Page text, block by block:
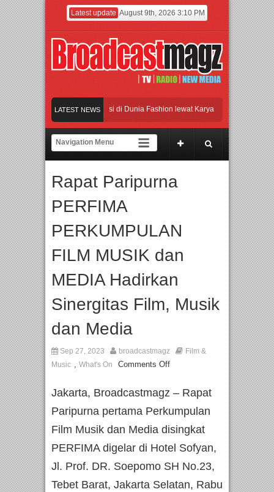
Latest update August 9th, 2026 3:10 PM
LATEST NEWS
26 Tahun Jaga Eksistensi di Dunia Fashion lewat Karya
dan Riset untuk Cetak Talenta Unggul
Rapat Paripurna
PERFIMA
PERKUMPULAN
FILM MUSIK dan
MEDIA Hadirkan
Sinergitas Film, Musik
dan Media
Sep 27, 2023 broadcastmagz
Film &
Music , What's On Comments Off
Jakarta, Broadcastmagz – Rapat
Paripurna pertama Perkumpulan
Film Musik dan Media disingkat
PERFIMA digelar di Hotel Sofyan,
Jl. Prof. DR. Soepomo SH No.23,
Tebet Barat, Jakarta Selatan, Rabu